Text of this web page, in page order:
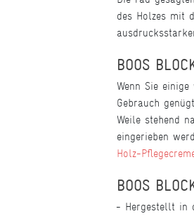
des Holzes mit
BOOS
Wenn Sie
Gebrauch
Weile stehend
eingerieben
Holz-
BOOS
Hergestellt in